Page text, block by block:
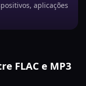
aplicações
FLAC e MP3